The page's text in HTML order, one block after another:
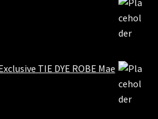
TIE DYE ROBE Mae